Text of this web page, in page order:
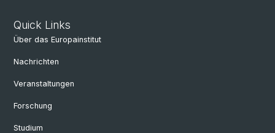
Quick Links
Über das Europainstitut
Nachrichten
Veranstaltungen
Forschung
Studium